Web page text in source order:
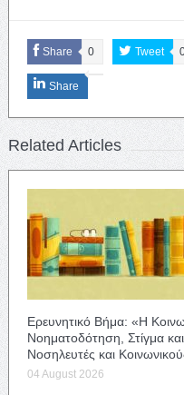
Share 0 Tweet
Share
Related Articles
Ερευνητικό Βήμα: «Η
Νοηματοδότηση, Στίγμα
Νοσηλευτές και
04 August 2026